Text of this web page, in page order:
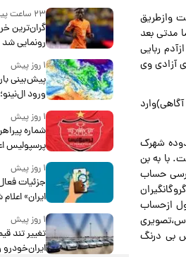
وازطریق
مدتی بعد
ربایی
مرد۲۸ ساله،درخواست پرداخت ۷هزاردلار برای آزادی وی
شهرک
با به بن
حساب
ازحساب
بی درنگ
۲۳ ساعت پیش
گران‌ترین
رونمایی شد
۱ روز پیش
پیش‌بینی
ورود
خواهند بود؟
۱ روز پیش
شماره
پرسپولیس
محبی و
۱ روز پیش
جزئیات
ایران»
۱ روز پیش
تغییر تند
ایران‌خودرو